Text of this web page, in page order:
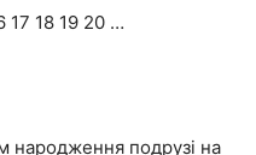
17 18 19 20 …
народження подрузі на